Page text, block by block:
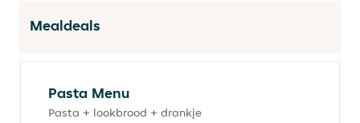
Mealdeals
Pasta Menu
Pasta + lookbrood + drankje